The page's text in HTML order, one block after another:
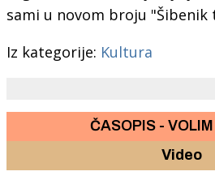
sami u novom broju "Šibenik
Iz kategorije: Kultura
ČASOPIS -
Video